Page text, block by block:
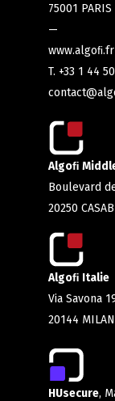
75001 PARIS
—
www.algoﬁ.fr
T. +33 1 44
Algoﬁ
Boulevard
20250
Algoﬁ Italie
Via Savona
20144
HUsecure,